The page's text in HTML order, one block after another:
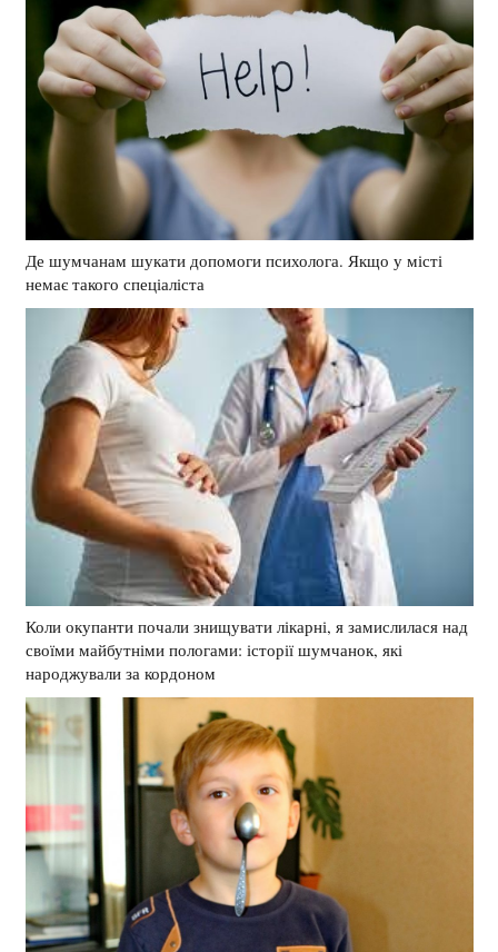
Де шумчанам шукати допомоги психолога. Якщо у місті
немає такого спеціаліста
Коли окупанти почали знищувати лікарні, я замислилася над
своїми майбутніми пологами: історії шумчанок, які
народжували за кордоном